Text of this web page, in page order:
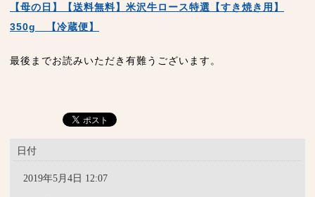
【母の日】【送料無料】米沢牛ロース特選【すき焼き用】
350g 【冷蔵便】
最後までお読みいただき有難うございます。
日付
2019年5月4日 12:07